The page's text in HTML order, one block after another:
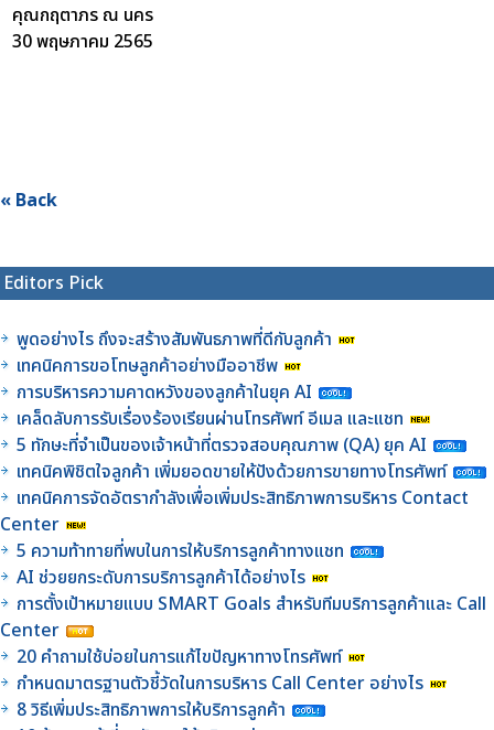
คุณกฤตาภร ณ นคร
30 พฤษภาคม 2565
« Back
Editors Pick
พูดอย่างไร ถึงจะสร้างสัมพันธภาพที่ดีกับลูกค้า
เทคนิคการขอโทษลูกค้าอย่างมืออาชีพ
การบริหารความคาดหวังของลูกค้าในยุค AI
เคล็ดลับการรับเรื่องร้องเรียนผ่านโทรศัพท์ อีเมล และแชท
5 ทักษะที่จำเป็นของเจ้าหน้าที่ตรวจสอบคุณภาพ (QA) ยุค AI
เทคนิคพิชิตใจลูกค้า เพิ่มยอดขายให้ปังด้วยการขายทางโทรศัพท์
เทคนิคการจัดอัตรากำลังเพื่อเพิ่มประสิทธิภาพการบริหาร Contact
Center
5 ความท้าทายที่พบในการให้บริการลูกค้าทางแชท
AI ช่วยยกระดับการบริการลูกค้าได้อย่างไร
การตั้งเป้าหมายแบบ SMART Goals สำหรับทีมบริการลูกค้าและ Call
Center
20 คำถามใช้บ่อยในการแก้ไขปัญหาทางโทรศัพท์
กำหนดมาตรฐานตัวชี้วัดในการบริหาร Call Center อย่างไร
8 วิธีเพิ่มประสิทธิภาพการให้บริการลูกค้า